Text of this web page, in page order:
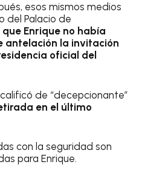
esos mismos medios
del Palacio de
Enrique no había
antelación la invitación
oficial del
de “decepcionante”
en el último
con la seguridad son
para Enrique.